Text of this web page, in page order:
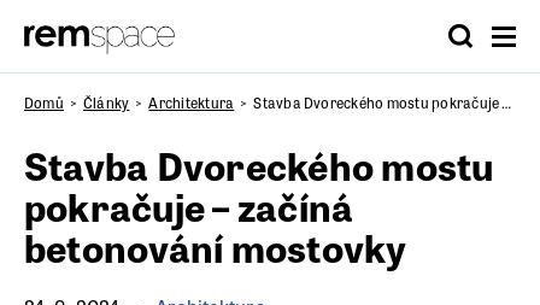
Domů Články Architektura Stavba Dvoreckého mostu pokračuje – začíná betonování mostovky
Stavba Dvoreckého mostu
pokračuje – začíná
betonování mostovky